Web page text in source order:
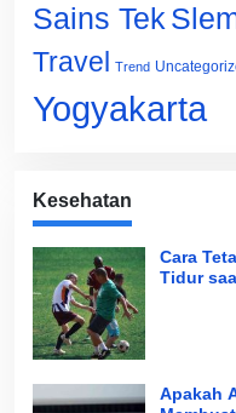
Sains Tek
Travel Trend
Yogyakarta
Kesehatan
Cara
Tidur
Apakah